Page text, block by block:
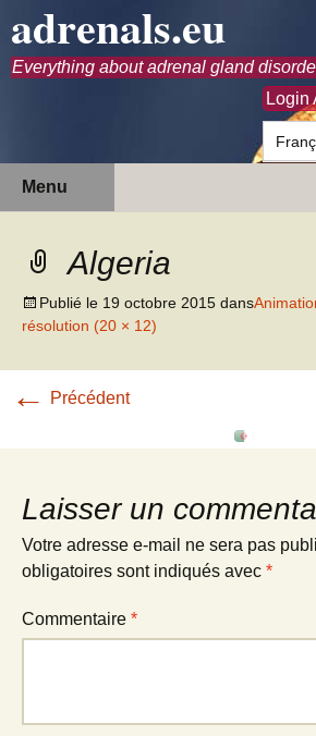
adrenals.eu
Everything about adrenal gland
Login
Menu
Algeria
Publié le 19 octobre 2015 dans
résolution (20 × 12)
← Précédent
Laisser un
Votre adresse e-mail ne sera pas
obligatoires sont indiqués avec *
Commentaire *